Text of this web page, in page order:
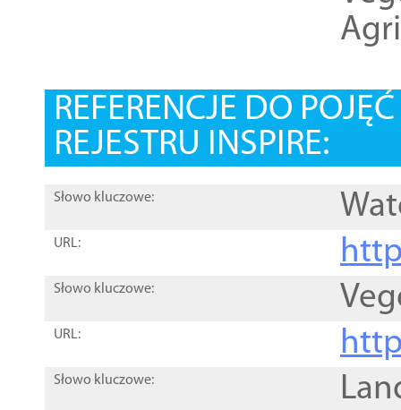
REFERENCJE DO
REJESTRU INSPIRE:
Słowo kluczowe:
URL:
Słowo kluczowe:
URL:
Słowo kluczowe: